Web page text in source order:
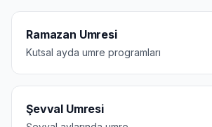
Ramazan Umresi
Kutsal ayda umre programları
Şevval Umresi